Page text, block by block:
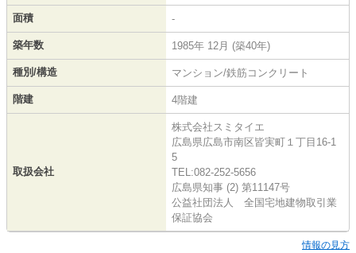
面積 -
築年数 1985年 12月 (築40年)
種別/構造 マンション/鉄筋コンクリート
階建 4階建
取扱会社
株式会社スミタイエ
広島県広島市南区皆実町１丁目16-1
5
TEL:082-252-5656
広島県知事 (2) 第11147号
公益社団法人 全国宅地建物取引業
保証協会
情報の見方